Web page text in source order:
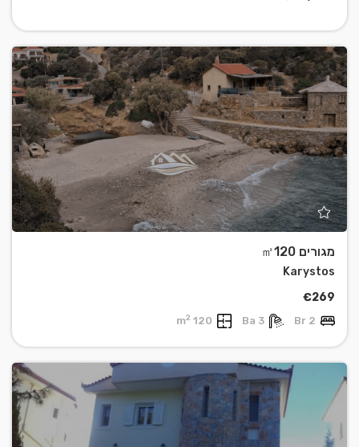
מגורים ㎡120
Karystos
€269
2 Br
3 Ba
120 m
2